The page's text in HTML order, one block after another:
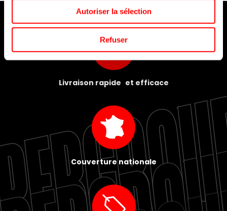
Autoriser la sélection
Refuser
Livraison rapide et efficace
Couverture nationale